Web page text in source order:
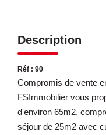
Description
Réf : 90
Compromis de vente
FSImmobilier vous
d'environ 65m2,
séjour de 25m2 avec